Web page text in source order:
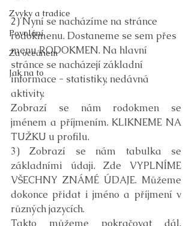
Zvyky a tradice
Povolání
Za oceánem
Jak na to
2) Nyní se nacházíme na stránce
rodokmenu. Dostaneme se sem přes
menu RODOKMEN. Na hlavní
stránce se nacházejí základní
informace - statistiky, nedávná
aktivity.
Zobrazí se nám rodokmen se
jménem a příjmením. KLIKNEME NA
TUŽKU u profilu.
3) Zobrazí se nám tabulka se
základními údaji. Zde VYPLNÍME
VŠECHNY ZNÁMÉ ÚDAJE. Můžeme
dokonce přidat i jméno a příjmení v
různých jazycích.
Takto můžeme pokračovat dál.